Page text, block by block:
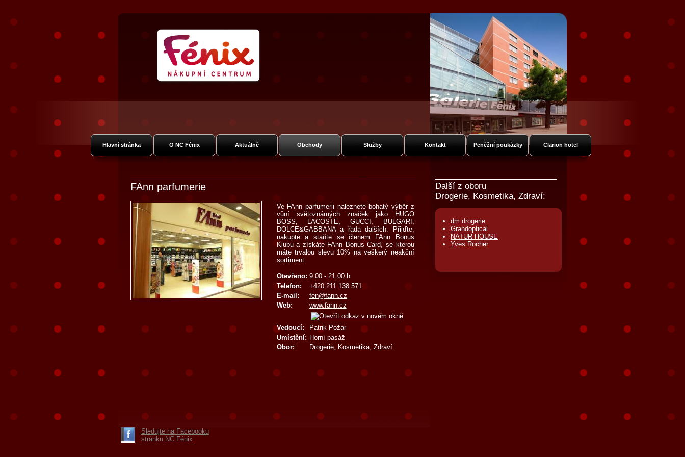
Nákupní Centrum Fénix
Vysočanská
Hlavní stránka O NC Fénix Aktuálně Obchody Služby Kontakt Peněžní poukázky Clarion hotel
FAnn parfumerie
Ve FAnn parfumerii naleznete bohatý výběr z
vůní světoznámých značek jako HUGO
BOSS, LACOSTE, GUCCI, BULGARI,
DOLCE&GABBANA a řada dalších. Přijďte,
nakupte a staňte se členem FAnn Bonus
Klubu a získáte FAnn Bonus Card, se kterou
máte trvalou slevu 10% na veškerý neakční
sortiment.
Otevřeno: 9.00 - 21.00 h
Telefon:
+420 211 138 571
E-mail:
fen@fann.cz
Web:
www.fann.cz
Vedoucí:
Patrik Požár
Umístění: Horní pasáž
Obor:
Drogerie, Kosmetika, Zdraví
Další z oboru
Drogerie, Kosmetika, Zdraví:
dm drogerie
Grandoptical
NATUR HOUSE
Yves Rocher
Sledujte na Facebooku
stránku NC Fénix